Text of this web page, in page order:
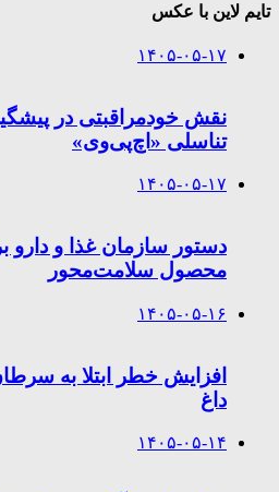
تایم لاین با عکس
۱۴۰۵-۰۵-۱۷
نقش خودمراقبتی در
تناسلی «اچ‌پی‌وی»
۱۴۰۵-۰۵-۱۷
محصول سلامت‌محور
۱۴۰۵-۰۵-۱۶
افزایش خطر ابتلا به
داغ
۱۴۰۵-۰۵-۱۴